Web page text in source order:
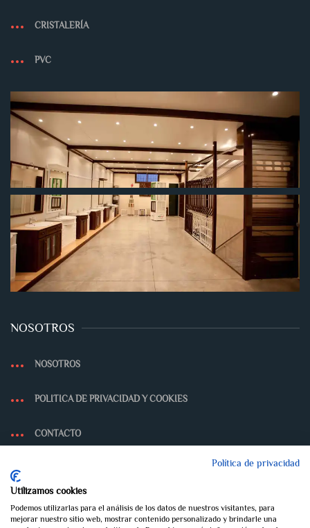
CRISTALERÍA
PVC
NOSOTROS
NOSOTROS
POLITICA DE PRIVACIDAD Y COOKIES
CONTACTO
Política de privacidad
Utilizamos cookies
Podemos utilizarlas para el análisis de los datos de nuestros visitantes, para
mejorar nuestro sitio web, mostrar contenido personalizado y brindarle una